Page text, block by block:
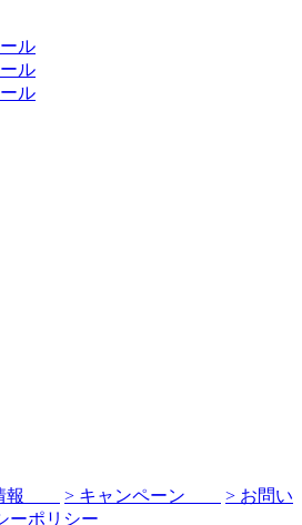
ル
ル
ル
情報 > キャンペーン
> お問い
ーポリシー